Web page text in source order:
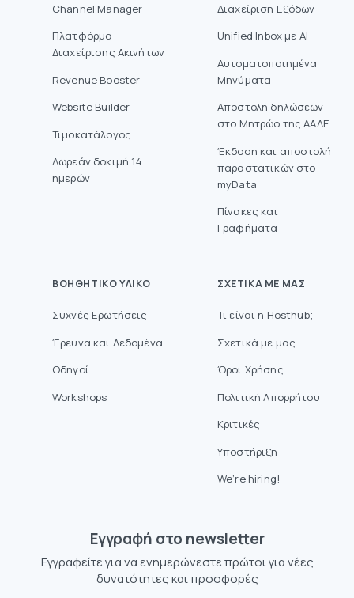
Channel Manager
Πλατφόρμα
Διαχείρισης Ακινήτων
Revenue Booster
Website Builder
Τιμοκατάλογος
Δωρεάν δοκιμή 14
ημερών
Διαχείριση Εξόδων
Unified Inbox με AI
Αυτοματοποιημένα
Μηνύματα
Aποστολή δηλώσεων
στο Mητρώο της ΑΑΔΕ
Έκδοση και αποστολή
παραστατικών στο
myData
Πίνακες και
Γραφήματα
ΒΟΗΘΗΤΙΚΌ ΥΛΙΚΌ
Συχνές Ερωτήσεις
Έρευνα και Δεδομένα
Οδηγοί
Workshops
ΣΧΕΤΙΚΆ ΜΕ ΜΑΣ
Τι είναι η Hosthub;
Σχετικά με μας
Όροι Χρήσης
Πολιτική Απορρήτου
Κριτικές
Υποστήριξη
We’re hiring!
Eγγραφή στο newsletter
Εγγραφείτε για να ενημερώνεστε πρώτοι για νέες
δυνατότητες και προσφορές